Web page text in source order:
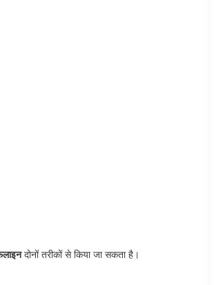
दोनों तरीकों से किया जा सकता है।